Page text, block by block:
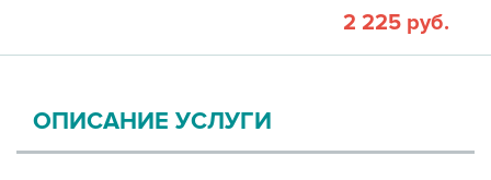
2 225 руб.
ОПИСАНИЕ УСЛУГИ